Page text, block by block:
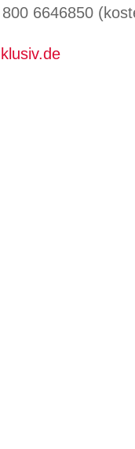
6646850